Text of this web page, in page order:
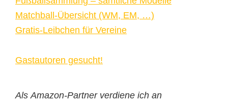
Matchball-Übersicht (WM, EM, …)
Gratis-Leibchen für Vereine
Gastautoren gesucht!
Als Amazon-Partner verdiene ich an